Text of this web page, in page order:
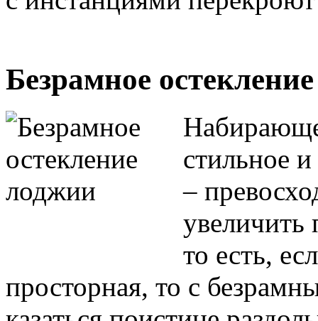
Безрамное
стильное
–
увеличить
то есть,
просторная, то с